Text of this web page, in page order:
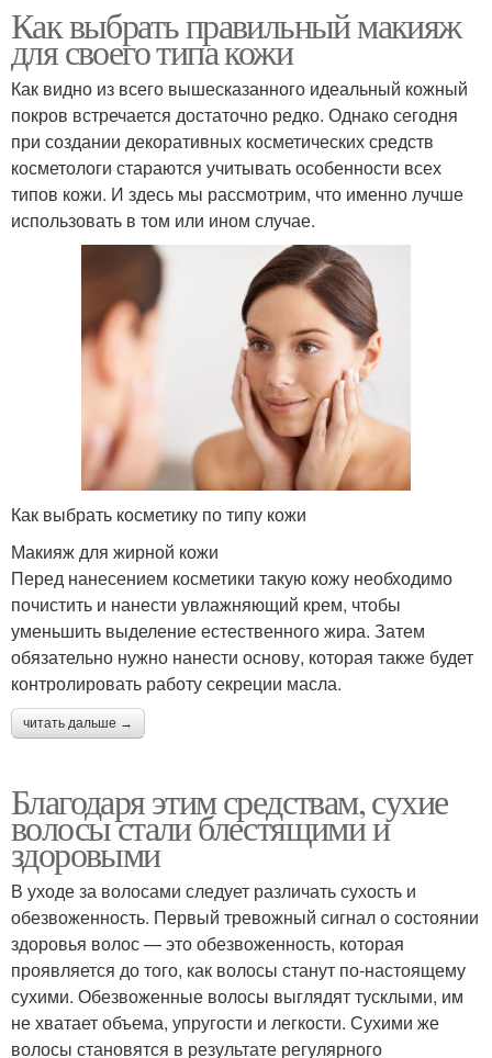
Как выбрать правильный макияж
для своего типа кожи
Как видно из всего вышесказанного идеальный кожный
покров встречается достаточно редко. Однако сегодня
при создании декоративных косметических средств
косметологи стараются учитывать особенности всех
типов кожи. И здесь мы рассмотрим, что именно лучше
использовать в том или ином случае.
Как выбрать косметику по типу кожи
Макияж для жирной кожи
Перед нанесением косметики такую кожу необходимо
почистить и нанести увлажняющий крем, чтобы
уменьшить выделение естественного жира. Затем
обязательно нужно нанести основу, которая также будет
контролировать работу секреции масла.
читать дальше →
Благодаря этим средствам, сухие
волосы стали блестящими и
здоровыми
В уходе за волосами следует различать сухость и
обезвоженность. Первый тревожный сигнал о состоянии
здоровья волос — это обезвоженность, которая
проявляется до того, как волосы станут по-настоящему
сухими. Обезвоженные волосы выглядят тусклыми, им
не хватает объема, упругости и легкости. Сухими же
волосы становятся в результате регулярного